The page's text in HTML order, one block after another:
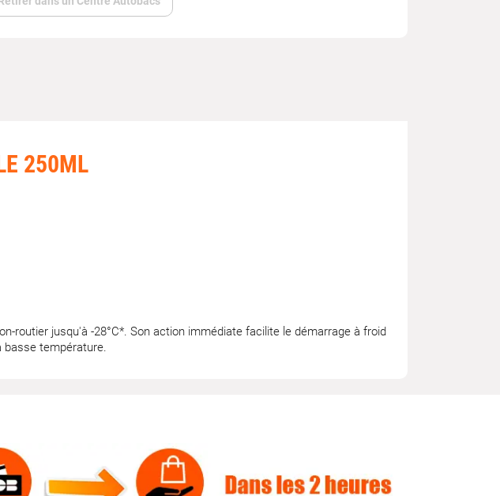
250ML
routier jusqu'à -28°C*. Son action immédiate facilite le démarrage à froid
basse température.